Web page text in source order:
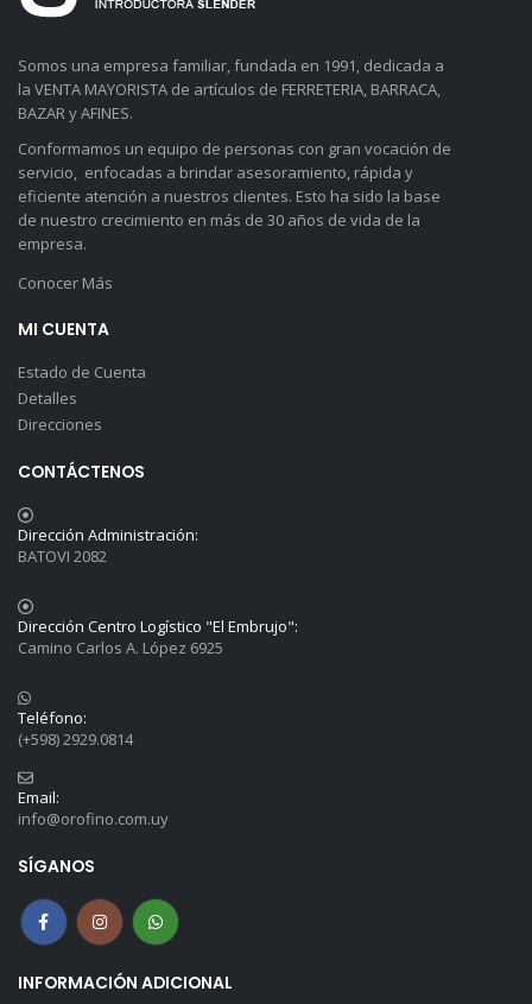
Somos una empresa familiar, fundada en 1991, dedicada a
la VENTA MAYORISTA de artículos de FERRETERIA, BARRACA,
BAZAR y AFINES.
Conformamos un equipo de personas con gran vocación de
servicio, enfocadas a brindar asesoramiento, rápida y
eficiente atención a nuestros clientes. Esto ha sido la base
de nuestro crecimiento en más de 30 años de vida de la
empresa.
Conocer Más
MI CUENTA
Estado de Cuenta
Detalles
Direcciones
CONTÁCTENOS
Dirección Administración:
BATOVI 2082
Dirección Centro Logístico "El Embrujo":
Camino Carlos A. López 6925
Teléfono:
(+598) 2929.0814
Email:
info@orofino.com.uy
SÍGANOS
INFORMACIÓN ADICIONAL